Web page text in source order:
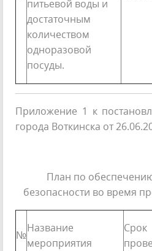
питьевой воды и
достаточным
количеством
одноразовой
посуды.
Приложение 1 к
города Воткинска от
План по
безопасности во время
№
Название
мероприятия
Срок